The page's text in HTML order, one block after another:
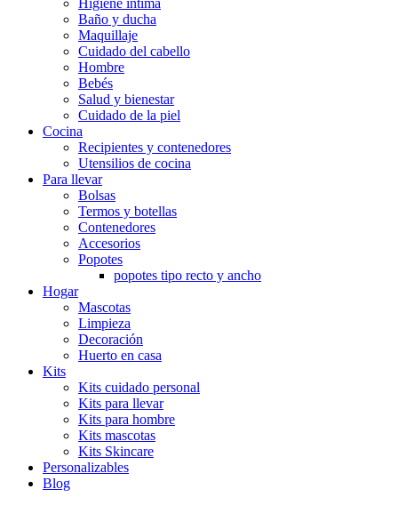
Higiene íntima
Baño y ducha
Maquillaje
Cuidado del cabello
Hombre
Bebés
Salud y bienestar
Cuidado de la piel
Cocina
Recipientes y contenedores
Utensilios de cocina
Para llevar
Bolsas
Termos y botellas
Contenedores
Accesorios
Popotes
popotes tipo recto y ancho
Hogar
Mascotas
Limpieza
Decoración
Huerto en casa
Kits
Kits cuidado personal
Kits para llevar
Kits para hombre
Kits mascotas
Kits Skincare
Personalizables
Blog